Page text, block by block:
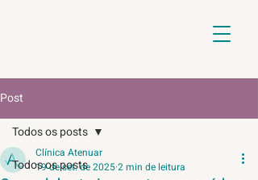
Post
Todos os posts
Todos os posts
Clínica Atenuar
19 de set. de 20252 min de leitura